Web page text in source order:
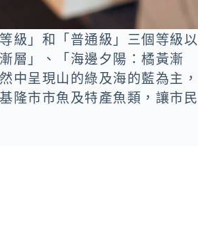
級」和「普通級」三個等級以
層」、「海邊夕陽：橘黃漸
中呈現山的綠及海的藍為主，
隆市市魚及特產魚類，讓市民